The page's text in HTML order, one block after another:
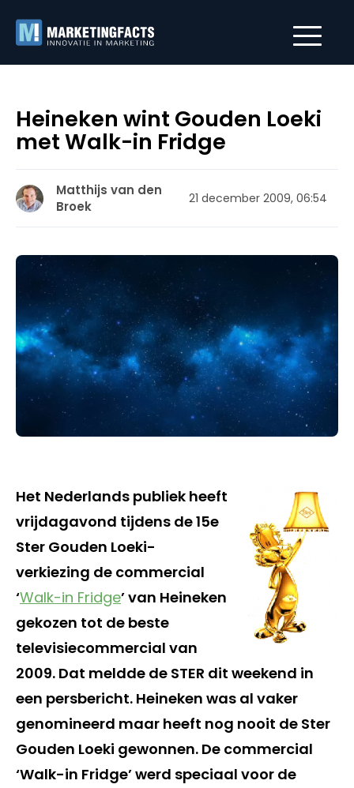
Heineken wint Gouden Loeki
met Walk-in Fridge
Matthijs van den
Broek
21 december 2009, 06:54
Het Nederlands publiek heeft
vrijdagavond tijdens de 15e
Ster Gouden Loeki-
verkiezing de commercial
‘Walk-in Fridge’ van Heineken
gekozen tot de beste
televisiecommercial van
2009. Dat meldde de STER dit weekend in
een persbericht. Heineken was al vaker
genomineerd maar heeft nog nooit de Ster
Gouden Loeki gewonnen. De commercial
‘Walk-in Fridge’ werd speciaal voor de